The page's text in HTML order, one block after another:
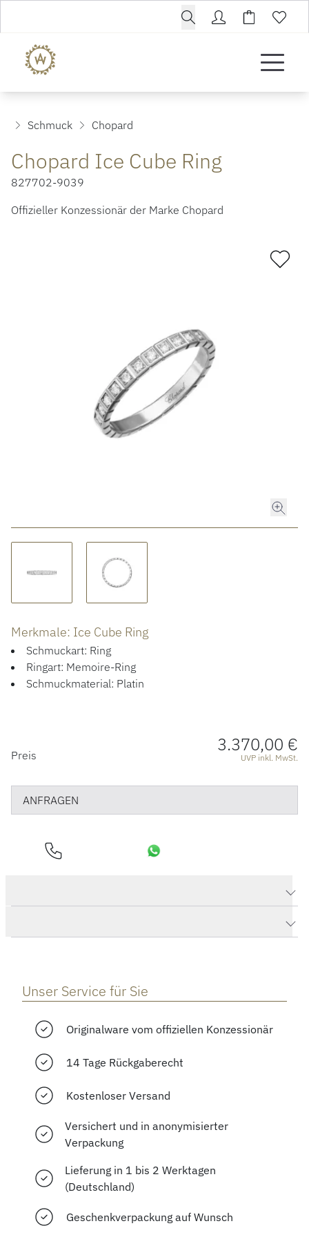
ROLEX CERTIFIED PRE-OWNED
Schmuck Chopard
Chopard Ice Cube Ring
827702-9039
Offizieller Konzessionär der Marke Chopard
Merkmale: Ice Cube Ring
Schmuckart: Ring
Ringart: Memoire-Ring
Schmuckmaterial: Platin
PREISINFORMATIONEN
Preis 3.370,00 €
UVP inkl. MwSt.
ANFRAGEN
Unser Service für Sie
Originalware vom offiziellen Konzessionär
14 Tage Rückgaberecht
Kostenloser Versand
Versichert und in anonymisierter
Verpackung
Lieferung in 1 bis 2 Werktagen
(Deutschland)
Geschenkverpackung auf Wunsch